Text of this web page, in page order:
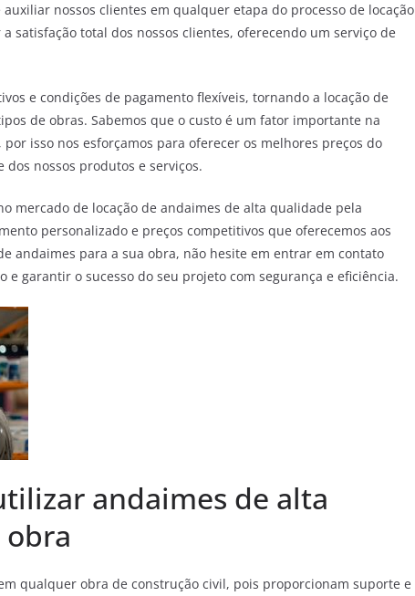
nossos clientes em qualquer etapa do processo de locação
satisfação total dos nossos clientes, oferecendo um serviço de
e condições de pagamento flexíveis, tornando a locação de
de obras. Sabemos que o custo é um fator importante na
isso nos esforçamos para oferecer os melhores preços do
nossos produtos e serviços.
mercado de locação de andaimes de alta qualidade pela
personalizado e preços competitivos que oferecemos aos
andaimes para a sua obra, não hesite em entrar em contato
e garantir o sucesso do seu projeto com segurança e eficiência.
andaimes de alta
qualquer obra de construção civil, pois proporcionam suporte e